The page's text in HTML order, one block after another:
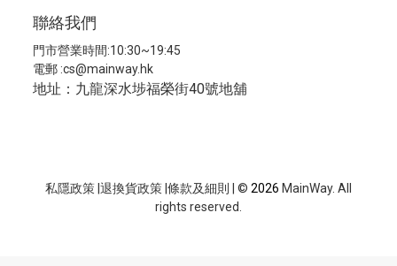
聯絡我們
門市營業時間:10:30~19:45
電郵 :cs@mainway.hk
地址：九龍深水埗福榮街40號地舖
私隱政策 退換貨政策 條款及細則 | © 2026 MainWay. All
rights reserved.